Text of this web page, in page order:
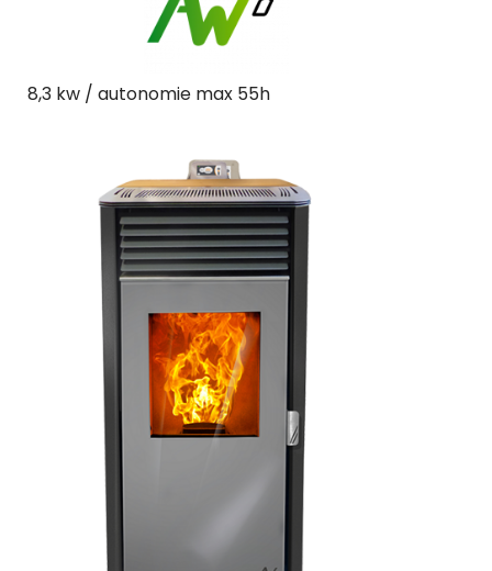
8,3 kw / autonomie max 55h